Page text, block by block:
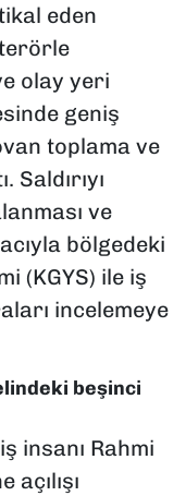
eden
olay yeri
geniş
toplama ve
Saldırıyı
ve
bölgedeki
(KGYS) ile iş
incelemeye
beşinci
insanı Rahmi